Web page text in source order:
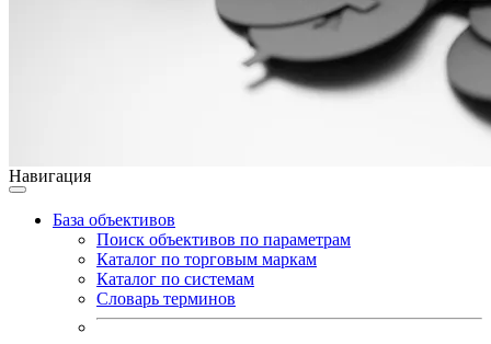
Навигация
База объективов
Поиск объективов по параметрам
Каталог по торговым маркам
Каталог по системам
Словарь терминов